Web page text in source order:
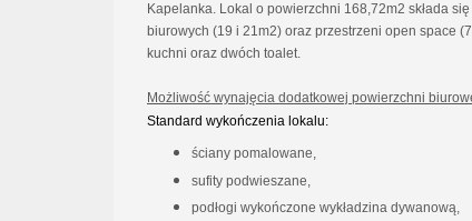
Kapelanka. Lokal o powierzchni 168,72m2 składa
biurowych (19 i 21m2) oraz przestrzeni open space
kuchni oraz dwóch toalet.
Możliwość wynajęcia dodatkowej powierzchni
Standard wykończenia lokalu:
ściany pomalowane,
sufity podwieszane,
podłogi wykończone wykładzina dywanową,